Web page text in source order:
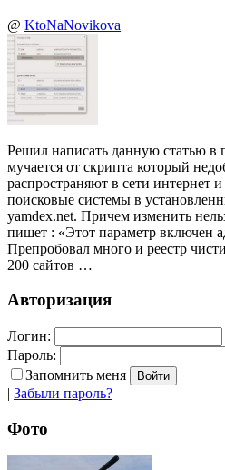
@ KtoNaNovikova
Решил написать данную статью в
мучается от скрипта который
распространяют в сети интернет
поисковые системы в
yamdex.net. Причем изменить
пишет : «Этот параметр включен
Препробовал много и реестр
200 сайтов …
Авторизация
Логин:
Пароль:
Запомнить меня
| Забыли пароль?
Фото